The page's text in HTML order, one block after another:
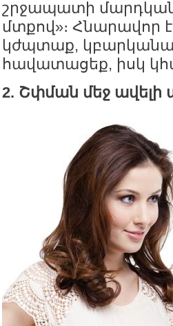
շրջապատի
մտքով»։ Հնարավոր
կժպտաք,
հավատացեք, իսկ
2. Շփման մեջ ավելի